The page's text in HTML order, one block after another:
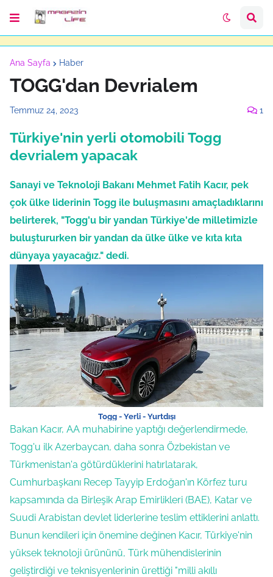
Ana Sayfa Haber
TOGG'dan Devrialem
Temmuz 24, 2023 1
Türkiye'nin yerli otomobili Togg
devrialem yapacak
Sanayi ve Teknoloji Bakanı Mehmet Fatih Kacır, pek
çok ülke liderinin Togg ile buluşmasını amaçladıklarını
belirterek, "Togg'u bir yandan Türkiye'de milletimizle
buluştururken bir yandan da ülke ülke ve kıta kıta
dünyaya yayacağız." dedi.
Togg - Yerli - Yurtdışı
Bakan Kacır, AA muhabirine yaptığı değerlendirmede,
Togg'u ilk Azerbaycan, daha sonra Özbekistan ve
Türkmenistan'a götürdüklerini hatırlatarak,
Cumhurbaşkanı Recep Tayyip Erdoğan'ın Körfez turu
kapsamında da Birleşik Arap Emirlikleri (BAE), Katar ve
Suudi Arabistan devlet liderlerine teslim ettiklerini anlattı.
Bunun kendileri için önemine değinen Kacır, Türkiye'nin
yüksek teknoloji ürününü, Türk mühendislerinin
geliştirdiği ve teknisyenlerinin ürettiği "milli akıllı